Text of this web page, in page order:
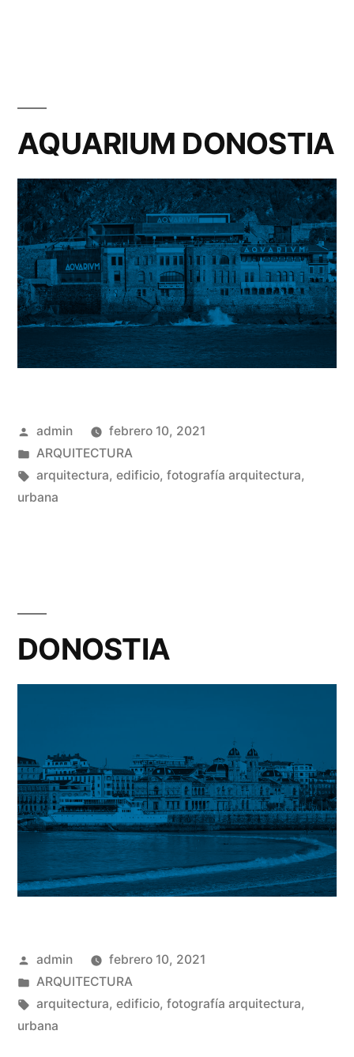
AQUARIUM DONOSTIA
Publicado
por
admin
febrero 10, 2021
Publicado
en
ARQUITECTURA
Etiquetas:
arquitectura, edificio, fotografía arquitectura,
urbana
DONOSTIA
Publicado
por
admin
febrero 10, 2021
Publicado
en
ARQUITECTURA
Etiquetas:
arquitectura, edificio, fotografía arquitectura,
urbana